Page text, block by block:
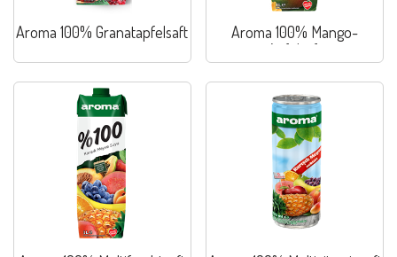
Aroma 100% Granatapfelsaft
Aroma 100% Mango-
Apfelsaft